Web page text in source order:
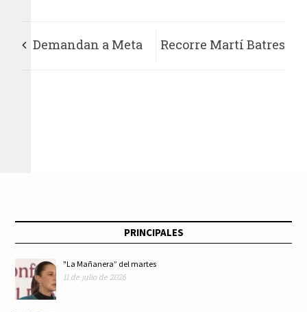
Demandan a Meta Recorre Martí Batres
PRINCIPALES
"La Mañanera” del martes
11 de julio de 2026